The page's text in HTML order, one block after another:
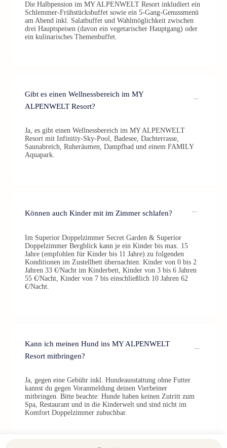
Die Halbpension im MY ALPENWELT Resort inkludiert ein
Schlemmer-Frühstücksbuffet sowie ein 5-Gang-Genussmenü
am Abend inkl. Salatbuffet und Wahlmöglichkeit zwischen
drei Hauptspeisen (davon ein vegetarischer Hauptgang) oder
ein kulinarisches Themenbuffet.
Gibt es einen Wellnessbereich im MY
ALPENWELT Resort?
Ja, es gibt einen Wellnessbereich im MY ALPENWELT
Resort mit Infinitiy-Sky-Pool, Badesee, Dachterrasse,
Saunabreich, Ruheräumen, Dampfbad und einem FAMILY
Aquapark.
Können auch Kinder mit im Zimmer schlafen?
Im Superior Doppelzimmer Secret Garden & Superior
Doppelzimmer Bergblick kann je ein Kinder bis max. 15
Jahre (empfohlen für Kinder bis 11 Jahre) zu folgenden
Konditionen im Zustellbett übernachten: Kinder von 0 bis 2
Jahren 33 €/Nacht im Kinderbett, Kinder von 3 bis 6 Jahren
55 €/Nacht, Kinder von 7 bis einschließlich 10 Jahren 62
€/Nacht.
Kann ich meinen Hund ins MY ALPENWELT
Resort mitbringen?
Ja, gegen eine Gebühr inkl. Hundeausstattung ohne Futter
kannst du gegen Voranmeldung deinen Vierbeiner
mitbringen. Bitte beachte: Hunde haben keinen Zutritt zum
Spa, Restaurant und in die Kinderwelt und sind nicht im
Komfort Doppelzimmer zubuchbar.